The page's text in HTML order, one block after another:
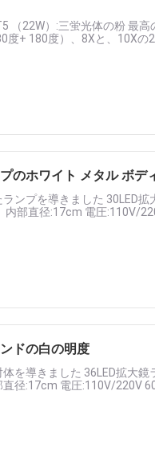
（22W）:三蛍光体の粉 最高
+ 180度）、8Xと、10Xの
のホワイト メタル ボデ
ンプを導きました 30LED拡
内部直径:17cm 電圧:110V/
ドの白の明度
を導きました 36LED拡大鏡
径:17cm 電圧:110V/220V